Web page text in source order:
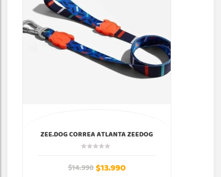
ZEE.DOG CORREA ATLANTA ZEEDOG
$14.990$13.990